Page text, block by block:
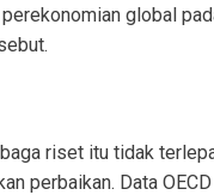
global
riset itu tidak
perbaikan. Data